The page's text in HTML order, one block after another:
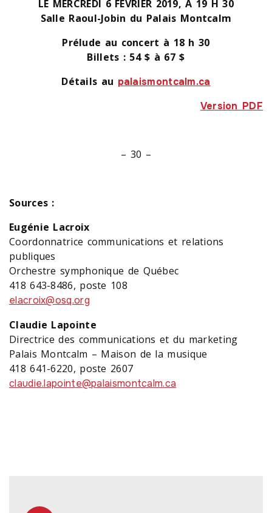
LE MERCREDI 6 FÉVRIER 2019, À 19 H 30
Salle Raoul-Jobin du Palais Montcalm
Prélude au concert à 18 h 30
Billets : 54 $ à 67 $
Détails au palaismontcalm.ca
Version PDF
– 30 –
Sources :
Eugénie Lacroix
Coordonnatrice communications et relations
publiques
Orchestre symphonique de Québec
418 643-8486, poste 108
elacroix@osq.org
Claudie Lapointe
Directrice des communications et du marketing
Palais Montcalm – Maison de la musique
418 641-6220, poste 2607
claudie.lapointe@palaismontcalm.ca